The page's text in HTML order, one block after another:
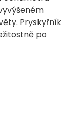
Pryskyřník
po